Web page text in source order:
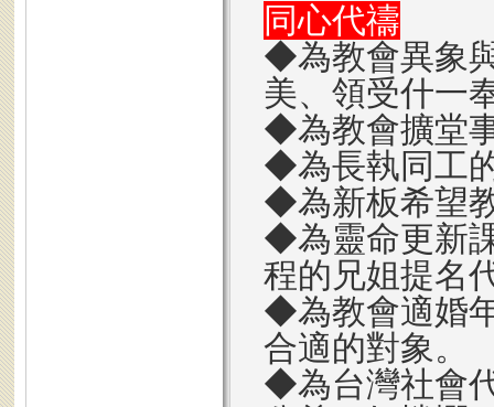
同心代禱
◆為教會異象
美、領受什一
◆為教會擴堂
◆為長執同工
◆為新板希望
◆為靈命更新
程的兄姐提名
◆為教會適婚
合適的對象。
◆為台灣社會